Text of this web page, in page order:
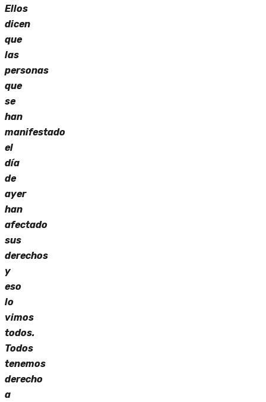
Ellos
dicen
que
las
personas
que
se
han
manifestado
el
día
de
ayer
han
afectado
sus
derechos
y
eso
lo
vimos
todos.
Todos
tenemos
derecho
a